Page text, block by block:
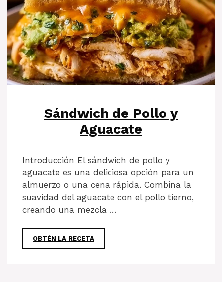
Sándwich de Pollo y
Aguacate
Introducción El sándwich de pollo y
aguacate es una deliciosa opción para un
almuerzo o una cena rápida. Combina la
suavidad del aguacate con el pollo tierno,
creando una mezcla …
OBTÉN LA RECETA